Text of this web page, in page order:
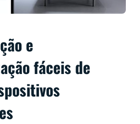
e
fáceis de